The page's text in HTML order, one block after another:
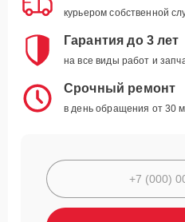
курьером собственной
Гарантия до 3 лет
на все виды работ и
Срочный ремонт
в день обращения от 30